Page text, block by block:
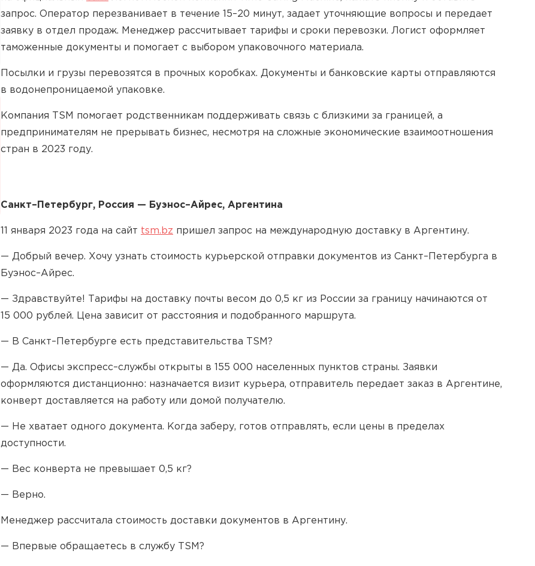
запрос. Оператор перезванивает в течение 15–20 минут, задает уточняющие вопросы и передает
заявку в отдел продаж. Менеджер рассчитывает тарифы и сроки перевозки. Логист оформляет
таможенные документы и помогает с выбором упаковочного материала.
Посылки и грузы перевозятся в прочных коробках. Документы и банковские карты отправляются
в водонепроницаемой упаковке.
Компания TSM помогает родственникам поддерживать связь с близкими за границей, а
предпринимателям не прерывать бизнес, несмотря на сложные экономические взаимоотношения
стран в 2023 году.
Санкт–Петербург, Россия — Буэнос–Айрес, Аргентина
11 января 2023 года на сайт tsm.bz пришел запрос на международную доставку в Аргентину.
— Добрый вечер. Хочу узнать стоимость курьерской отправки документов из Санкт–Петербурга в
Буэнос–Айрес.
— Здравствуйте! Тарифы на доставку почты весом до 0,5 кг из России за границу начинаются от
15 000 рублей. Цена зависит от расстояния и подобранного маршрута.
— В Санкт–Петербурге есть представительства TSM?
— Да. Офисы экспресс–службы открыты в 155 000 населенных пунктов страны. Заявки
оформляются дистанционно: назначается визит курьера, отправитель передает заказ в Аргентине,
конверт доставляется на работу или домой получателю.
— Не хватает одного документа. Когда заберу, готов отправлять, если цены в пределах
доступности.
— Вес конверта не превышает 0,5 кг?
— Верно.
Менеджер рассчитала стоимость доставки документов в Аргентину.
— Впервые обращаетесь в службу TSM?